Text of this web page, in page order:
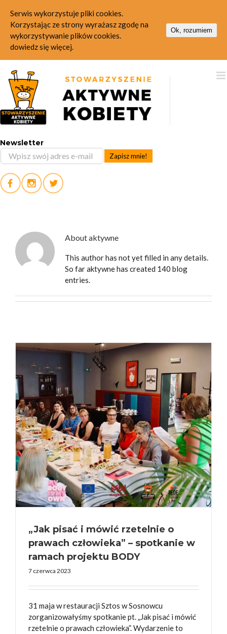
content
Newsletter
Aboutaktywne
This author has not yet filled in any details.
So far aktywne has created 140 blog
entries.
„Jak pisać i mówić rzetelnie o
prawach człowieka” – spotkanie w
ramach projektu BODY
7 czerwca 2023
31 maja w restauracji Sztos w Sosnowcu
zorganizowałyśmy spotkanie pt. „Jak pisać i mówić
rzetelnie o prawach człowieka”. Wydarzenie to
Serwis wykorzystuje pliki cookies.
Korzystając ze strony wyrażasz zgodę na
wykorzystywanie plików cookies.
dowiedz się więcej.
Ok, rozumiem